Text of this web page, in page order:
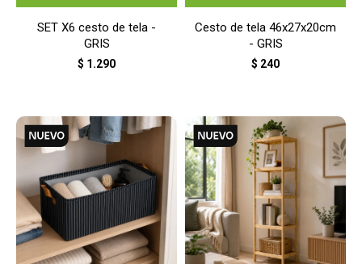
SET X6 cesto de tela -
GRIS
$ 1.290
Cesto de tela 46x27x20cm
- GRIS
$ 240